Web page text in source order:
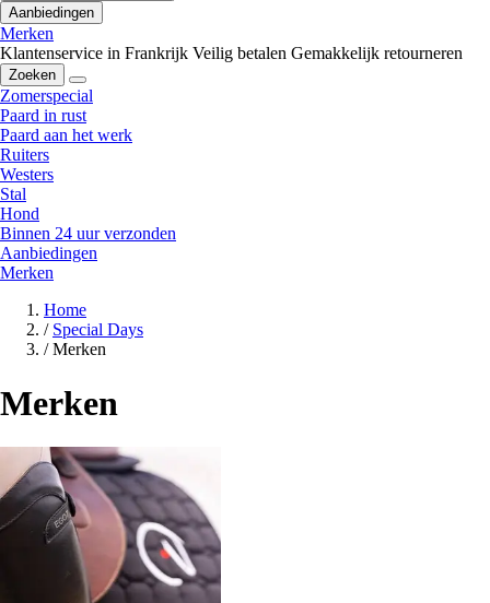
Aanbiedingen
Merken
Klantenservice in Frankrijk Veilig betalen Gemakkelijk retourneren
Zoeken
Zomerspecial
Paard in rust
Paard aan het werk
Ruiters
Westers
Stal
Hond
Binnen 24 uur verzonden
Aanbiedingen
Merken
Home
/ Special Days
/ Merken
Merken